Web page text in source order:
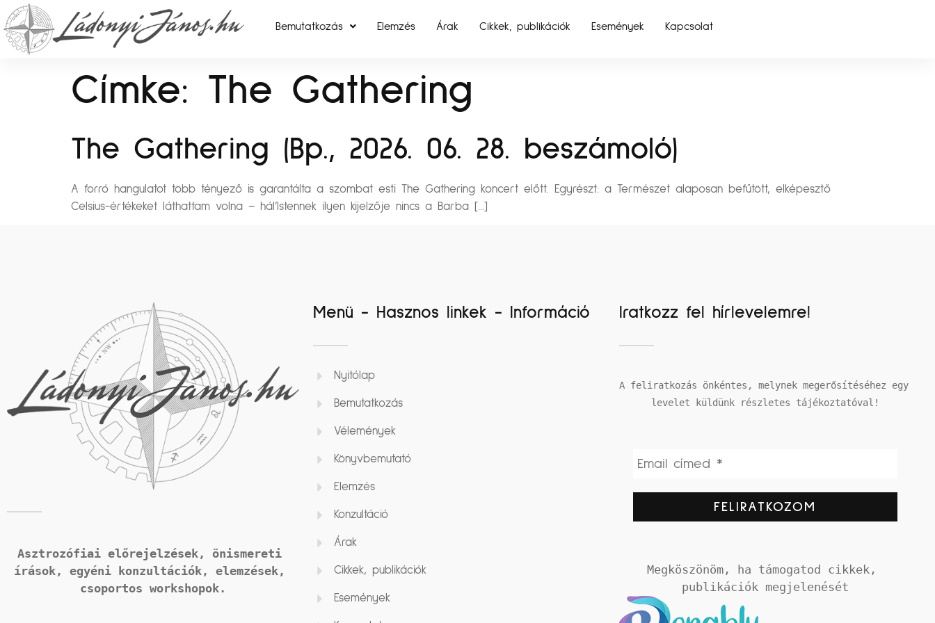
Bemutatkozás Elemzés Árak Cikkek, publikációk Események Kapcsolat
Címke: The Gathering
The Gathering (Bp., 2026. 06. 28. beszámoló)
A forró hangulatot több tényező is garantálta a szombat esti The Gathering koncert előtt. Egyrészt: a Természet alaposan befűtött, elképesztő
Celsius-értékeket láthattam volna – hál’Istennek ilyen kijelzője nincs a Barba […]
Asztrozófiai előrejelzések, önismereti
írások, egyéni konzultációk, elemzések,
csoportos workshopok.
Menü - Hasznos linkek - Információ
Nyitólap
Bemutatkozás
Vélemények
Könyvbemutató
Elemzés
Konzultáció
Árak
Cikkek, publikációk
Események
Iratkozz fel hírlevelemre!
A feliratkozás önkéntes, melynek megerősítéséhez egy
levelet küldünk részletes tájékoztatóval!
Megköszönöm, ha támogatod cikkek,
publikációk megjelenését